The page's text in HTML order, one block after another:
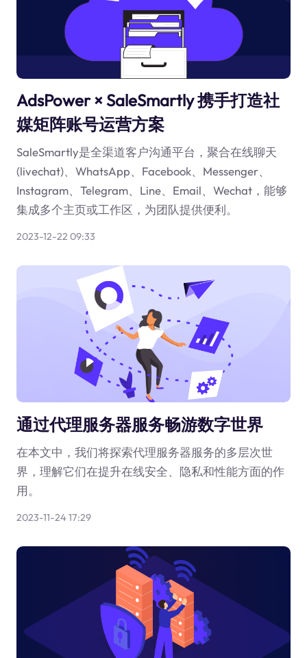
AdsPower × SaleSmartly 携手打造社
媒矩阵账号运营方案
SaleSmartly是全渠道客户沟通平台，聚合在线聊天
(livechat)、WhatsApp、Facebook、Messenger、
Instagram、Telegram、Line、Email、Wechat，能够
集成多个主页或工作区，为团队提供便利。
2023-12-22 09:33
通过代理服务器服务畅游数字世界
在本文中，我们将探索代理服务器服务的多层次世
界，理解它们在提升在线安全、隐私和性能方面的作
用。
2023-11-24 17:29